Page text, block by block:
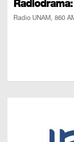
Radio UNAM, 860